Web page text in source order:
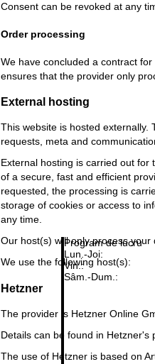
Program de lucru
Lun.-Joi:
Vin.:
Sâm.-Dum.:
Consent can be revoked at any
Order processing
We have concluded a contract
ensures that the provider only
External hosting
This website is hosted externally.
requests, meta and
External hosting is carried out
of a secure, fast and efficient
requested, the processing is
storage of cookies or access to
any time.
Our host(s) will only process
We use the following host(s):
Hetzner
The provider is Hetzner Online
Details can be found in Hetzner's
The use of Hetzner is based on